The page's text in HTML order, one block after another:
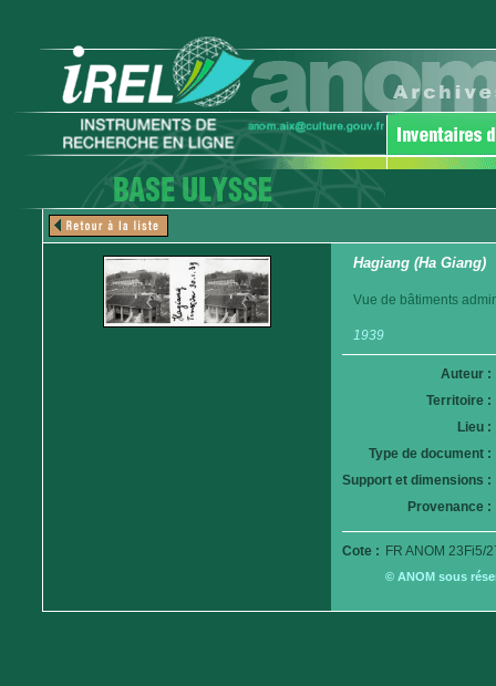
Hagiang (Ha Giang)
Vue de bâtiments
1939
Auteur :
Territoire :
Lieu :
Type de document :
Support et dimensions :
Provenance :
Cote : FR ANOM 23Fi5/
© ANOM sous